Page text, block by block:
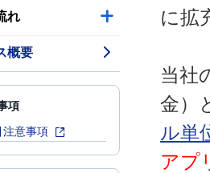
れ
概要
項
注意事項
に拡
当社
金）
ル単
アプ